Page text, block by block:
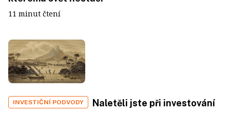
11 minut čtení
INVESTIČNÍ PODVODY
Naletěli jste při investování